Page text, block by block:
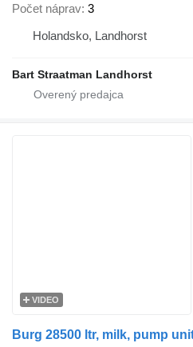
Počet náprav 3
Holandsko, Landhorst
Bart Straatman Landhorst
VIDEO